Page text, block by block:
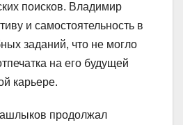
поисков. Владимир
и самостоятельность в
заданий, что не могло
на его будущей
карьере.
продолжал